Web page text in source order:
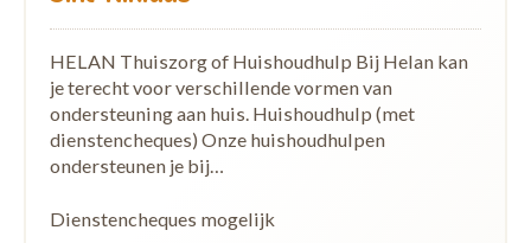
HELAN Thuiszorg of Huishoudhulp Bij Helan kan
je terecht voor verschillende vormen van
ondersteuning aan huis. Huishoudhulp (met
dienstencheques) Onze huishoudhulpen
ondersteunen je bij…
Dienstencheques mogelijk